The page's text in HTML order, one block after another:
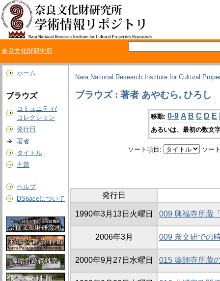
奈良文化財研究所
ホーム
ブラウズ
コミュニティ/
コレクション
発行日
著者
タイトル
主題
ヘルプ
DSpaceについて
Nara National Research Institute for Cultural
ブラウズ : 著者 あやむら, ひろし
移動: 0-9 A B C D E
あるいは、最初の数文
ソート項目: ソー
発行日
1990年3月13日火曜日 009 興福寺所蔵
2006年3月 009 奈文研での
2000年9月27日水曜日 015 薬師寺所蔵